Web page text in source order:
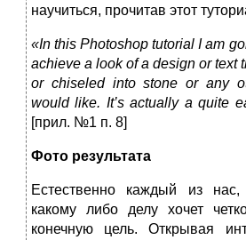
научиться, прочитав этот
«In this Photoshop tutorial I am
achieve a look of a design or text
or chiseled into stone or any
would like. It’s actually a quite
[прил. №1 п. 8]
Фото результата
Естественно каждый из нас,
какому либо делу хочет
конечную цель. Открывая